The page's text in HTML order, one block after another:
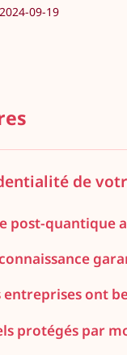
09-19
de
post-quantique
ont
protégés par